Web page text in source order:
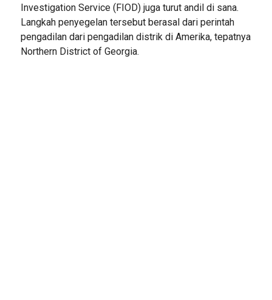
Investigation Service (FIOD) juga turut andil di sana.
Langkah penyegelan tersebut berasal dari perintah
pengadilan dari pengadilan distrik di Amerika, tepatnya
Northern District of Georgia.